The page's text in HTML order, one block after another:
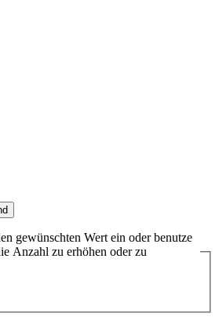
gewünschten Wert ein oder benutze
Anzahl zu erhöhen oder zu